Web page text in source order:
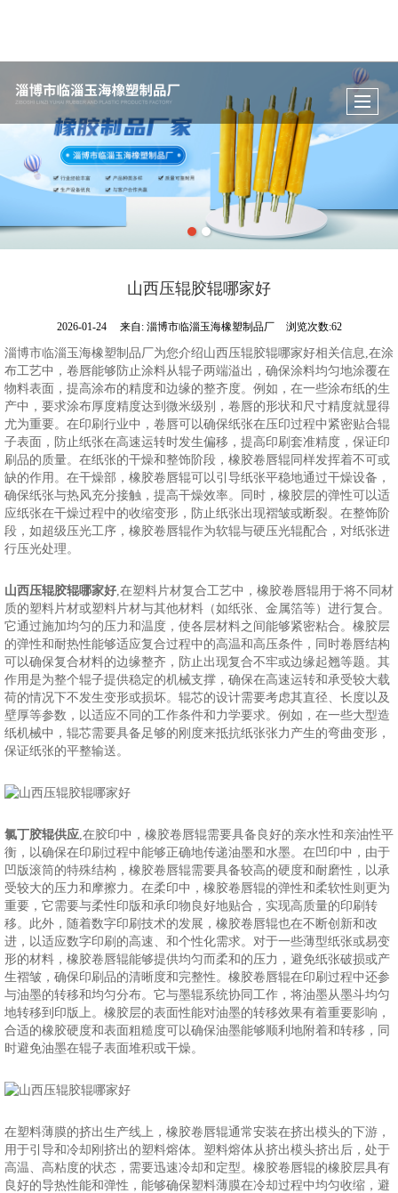
山西压辊胶辊哪家好
2026-01-24 来自: 淄博市临淄玉海橡塑制品厂 浏览次数:62
淄博市临淄玉海橡塑制品厂为您介绍山西压辊胶辊哪家好相关信息,在涂
布工艺中，卷唇能够防止涂料从辊子两端溢出，确保涂料均匀地涂覆在
物料表面，提高涂布的精度和边缘的整齐度。例如，在一些涂布纸的生
产中，要求涂布厚度精度达到微米级别，卷唇的形状和尺寸精度就显得
尤为重要。在印刷行业中，卷唇可以确保纸张在压印过程中紧密贴合辊
子表面，防止纸张在高速运转时发生偏移，提高印刷套准精度，保证印
刷品的质量。在纸张的干燥和整饰阶段，橡胶卷唇辊同样发挥着不可或
缺的作用。在干燥部，橡胶卷唇辊可以引导纸张平稳地通过干燥设备，
确保纸张与热风充分接触，提高干燥效率。同时，橡胶层的弹性可以适
应纸张在干燥过程中的收缩变形，防止纸张出现褶皱或断裂。在整饰阶
段，如超级压光工序，橡胶卷唇辊作为软辊与硬压光辊配合，对纸张进
行压光处理。
山西压辊胶辊哪家好,在塑料片材复合工艺中，橡胶卷唇辊用于将不同材
质的塑料片材或塑料片材与其他材料（如纸张、金属箔等）进行复合。
它通过施加均匀的压力和温度，使各层材料之间能够紧密粘合。橡胶层
的弹性和耐热性能够适应复合过程中的高温和高压条件，同时卷唇结构
可以确保复合材料的边缘整齐，防止出现复合不牢或边缘起翘等题。其
作用是为整个辊子提供稳定的机械支撑，确保在高速运转和承受较大载
荷的情况下不发生变形或损坏。辊芯的设计需要考虑其直径、长度以及
壁厚等参数，以适应不同的工作条件和力学要求。例如，在一些大型造
纸机械中，辊芯需要具备足够的刚度来抵抗纸张张力产生的弯曲变形，
保证纸张的平整输送。
氯丁胶辊供应,在胶印中，橡胶卷唇辊需要具备良好的亲水性和亲油性平
衡，以确保在印刷过程中能够正确地传递油墨和水墨。在凹印中，由于
凹版滚筒的特殊结构，橡胶卷唇辊需要具备较高的硬度和耐磨性，以承
受较大的压力和摩擦力。在柔印中，橡胶卷唇辊的弹性和柔软性则更为
重要，它需要与柔性印版和承印物良好地贴合，实现高质量的印刷转
移。此外，随着数字印刷技术的发展，橡胶卷唇辊也在不断创新和改
进，以适应数字印刷的高速、和个性化需求。对于一些薄型纸张或易变
形的材料，橡胶卷唇辊能够提供均匀而柔和的压力，避免纸张破损或产
生褶皱，确保印刷品的清晰度和完整性。橡胶卷唇辊在印刷过程中还参
与油墨的转移和均匀分布。它与墨辊系统协同工作，将油墨从墨斗均匀
地转移到印版上。橡胶层的表面性能对油墨的转移效果有着重要影响，
合适的橡胶硬度和表面粗糙度可以确保油墨能够顺利地附着和转移，同
时避免油墨在辊子表面堆积或干燥。
在塑料薄膜的挤出生产线上，橡胶卷唇辊通常安装在挤出模头的下游，
用于引导和冷却刚挤出的塑料熔体。塑料熔体从挤出模头挤出后，处于
高温、高粘度的状态，需要迅速冷却和定型。橡胶卷唇辊的橡胶层具有
良好的导热性能和弹性，能够确保塑料薄膜在冷却过程中均匀收缩，避